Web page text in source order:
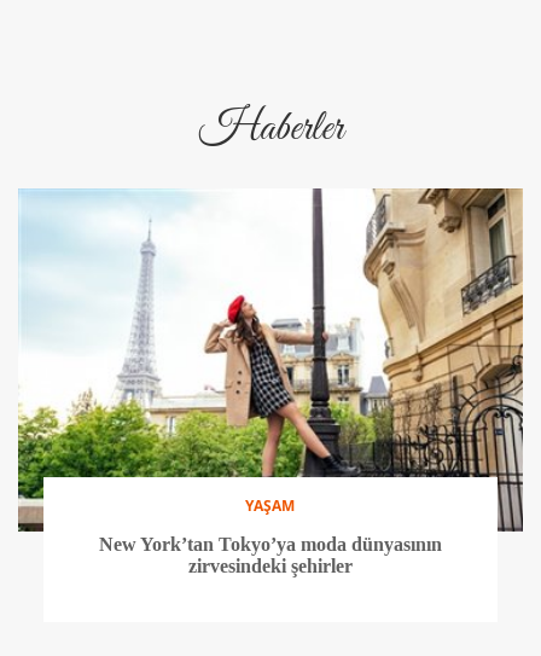
Haberler
YAŞAM
New York’tan Tokyo’ya moda dünyasının
zirvesindeki şehirler